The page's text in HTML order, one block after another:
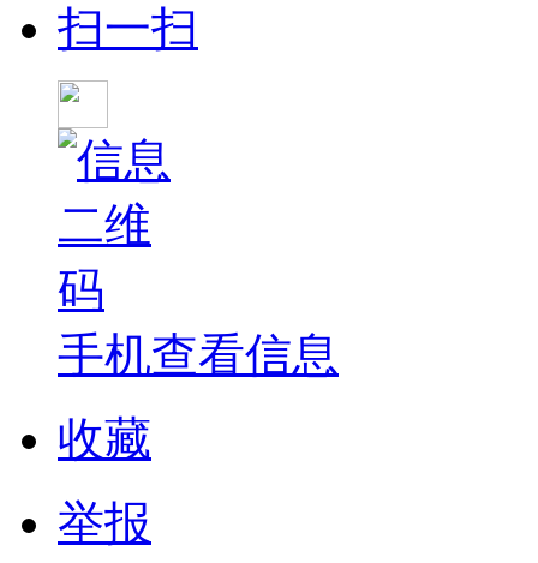
扫一扫
手机查看信息
收藏
举报